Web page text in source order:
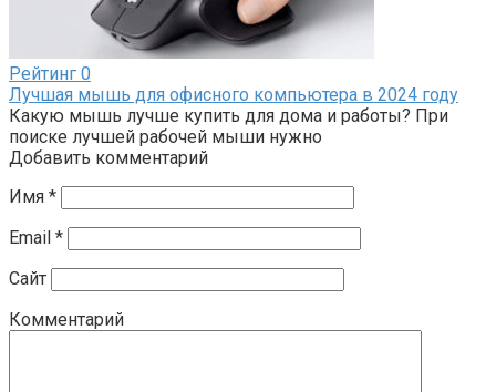
Рейтинг 0
Лучшая мышь для офисного компьютера в 2024 году
Какую мышь лучше купить для дома и работы? При
поиске лучшей рабочей мыши нужно
Добавить комментарий
Имя *
Email *
Сайт
Комментарий